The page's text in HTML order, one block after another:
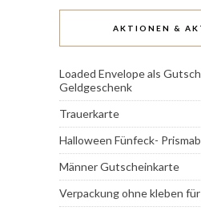
AKTIONEN &
Loaded Envelope als
Geldgeschenk
Trauerkarte
Halloween Fünfeck-
Männer Gutscheinkarte
Verpackung ohne kleben